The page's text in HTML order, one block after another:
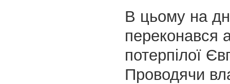
В цьому на
переконався
потерпілої
Проводячи